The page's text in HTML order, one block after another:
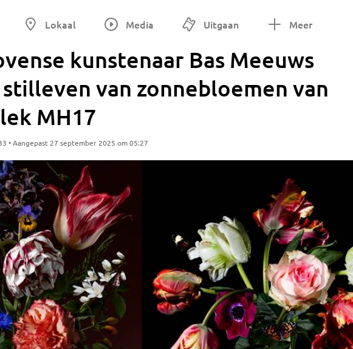
Lokaal Media Uitgaan Meer
kunstenaar Bas Meeuws
van zonnebloemen van
MH17
• Aangepast 27 september 2025 om 05:27